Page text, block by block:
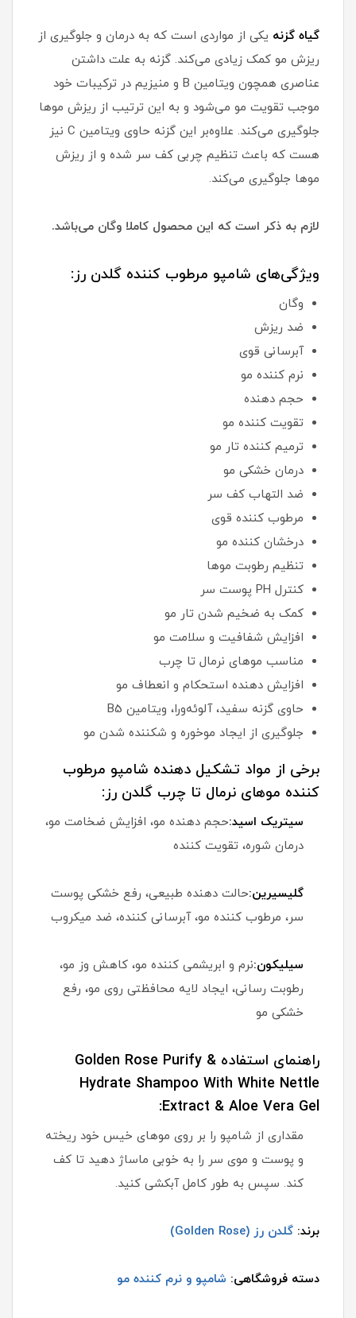
گیاه گزنه یکی از مواردی است که به درمان و جلوگیری از
ریزش مو کمک زیادی می‌کند. گزنه به علت داشتن
عناصری همچون ویتامین B و منیزیم در ترکیبات خود
موجب تقویت مو می‌شود و به این ترتیب از ریزش موها
جلوگیری می‌کند. علاوه‌بر این گزنه حاوی ویتامین C نیز
هست که باعث تنظیم چربی کف سر شده و از ریزش
موها جلوگیری می‌کند.
لازم به ذکر است که این محصول کاملا وگان می‌باشد.
ویژگی‌های شامپو مرطوب کننده گلدن رز:
وگان
ضد ریزش
آبرسانی قوی
نرم کننده مو
حجم دهنده
تقویت کننده مو
ترمیم کننده تار مو
درمان خشکی مو
ضد التهاب کف سر
مرطوب کننده قوی
درخشان کننده مو
تنظیم رطوبت موها
کنترل PH پوست سر
کمک به ضخیم شدن تار مو
افزایش شفافیت و سلامت مو
مناسب موهای نرمال تا چرب
افزایش دهنده استحکام و انعطاف مو
حاوی گزنه سفید، آلوئه‌ورا، ویتامین B5
جلوگیری از ایجاد موخوره و شکننده شدن مو
برخی از مواد تشکیل دهنده شامپو مرطوب
کننده موهای نرمال تا چرب گلدن رز:
سیتریک اسید:حجم دهنده مو، افزایش ضخامت مو،
درمان شوره، تقویت کننده
گلیسیرین:حالت دهنده طبیعی، رفع خشکی پوست
سر، مرطوب کننده مو، آبرسانی کننده، ضد میکروب
سیلیکون:نرم و ابریشمی کننده مو، کاهش وز مو،
رطوبت رسانی، ایجاد لایه محافظتی روی مو، رفع
خشکی مو
راهنمای استفاده Golden Rose Purify &
Hydrate Shampoo With White Nettle
Extract & Aloe Vera Gel:
مقداری از شامپو را بر روی موهای خیس خود ریخته
و پوست و موی سر را به خوبی ماساژ دهید تا کف
کند. سپس به طور کامل آبکشی کنید.
برند: گلدن رز (Golden Rose)
دسته فروشگاهی: شامپو و نرم کننده مو